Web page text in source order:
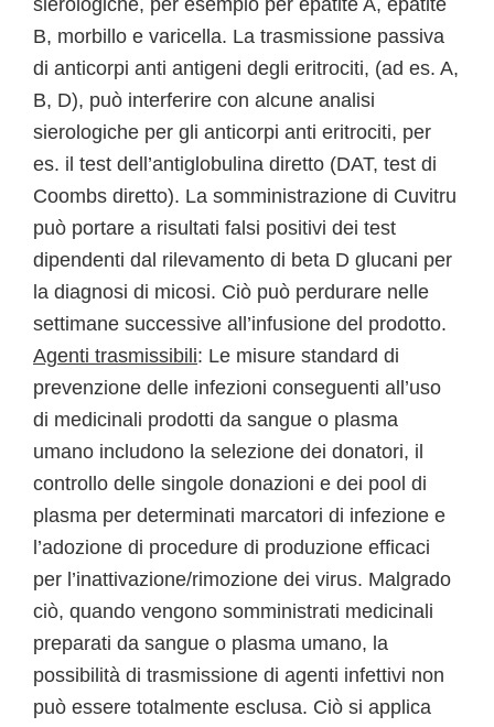
sierologiche, per esempio per epatite A, epatite
B, morbillo e varicella. La trasmissione passiva
di anticorpi anti antigeni degli eritrociti, (ad es. A,
B, D), può interferire con alcune analisi
sierologiche per gli anticorpi anti eritrociti, per
es. il test dell’antiglobulina diretto (DAT, test di
Coombs diretto). La somministrazione di Cuvitru
può portare a risultati falsi positivi dei test
dipendenti dal rilevamento di beta D glucani per
la diagnosi di micosi. Ciò può perdurare nelle
settimane successive all’infusione del prodotto.
Agenti trasmissibili: Le misure standard di
prevenzione delle infezioni conseguenti all’uso
di medicinali prodotti da sangue o plasma
umano includono la selezione dei donatori, il
controllo delle singole donazioni e dei pool di
plasma per determinati marcatori di infezione e
l’adozione di procedure di produzione efficaci
per l’inattivazione/rimozione dei virus. Malgrado
ciò, quando vengono somministrati medicinali
preparati da sangue o plasma umano, la
possibilità di trasmissione di agenti infettivi non
può essere totalmente esclusa. Ciò si applica